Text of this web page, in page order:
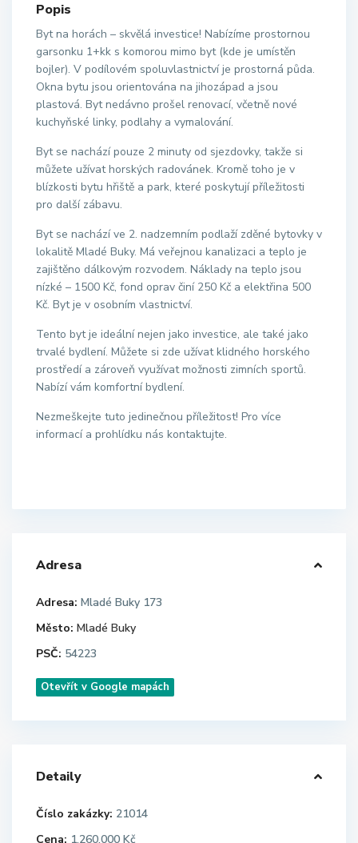
Popis
Byt na horách – skvělá investice! Nabízíme prostornou
garsonku 1+kk s komorou mimo byt (kde je umístěn
bojler). V podílovém spoluvlastnictví je prostorná půda.
Okna bytu jsou orientována na jihozápad a jsou
plastová. Byt nedávno prošel renovací, včetně nové
kuchyňské linky, podlahy a vymalování.
Byt se nachází pouze 2 minuty od sjezdovky, takže si
můžete užívat horských radovánek. Kromě toho je v
blízkosti bytu hřiště a park, které poskytují příležitosti
pro další zábavu.
Byt se nachází ve 2. nadzemním podlaží zděné bytovky v
lokalitě Mladé Buky. Má veřejnou kanalizaci a teplo je
zajištěno dálkovým rozvodem. Náklady na teplo jsou
nízké – 1500 Kč, fond oprav činí 250 Kč a elektřina 500
Kč. Byt je v osobním vlastnictví.
Tento byt je ideální nejen jako investice, ale také jako
trvalé bydlení. Můžete si zde užívat klidného horského
prostředí a zároveň využívat možnosti zimních sportů.
Nabízí vám komfortní bydlení.
Nezmeškejte tuto jedinečnou příležitost! Pro více
informací a prohlídku nás kontaktujte.
Adresa
Adresa: Mladé Buky 173
Město: Mladé Buky
PSČ: 54223
Otevřít v Google mapách
Detaily
Číslo zakázky: 21014
Cena: 1.260.000 Kč